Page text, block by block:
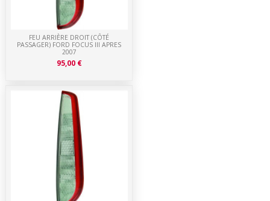
FEU ARRIÈRE DROIT (CÔTÉ
PASSAGER) FORD FOCUS III APRES
2007
95,00 €